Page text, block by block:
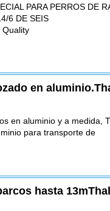
PARA PERROS DE
6 DE SEIS
Quality
en
en aluminio y a medida,
para transporte de
hasta